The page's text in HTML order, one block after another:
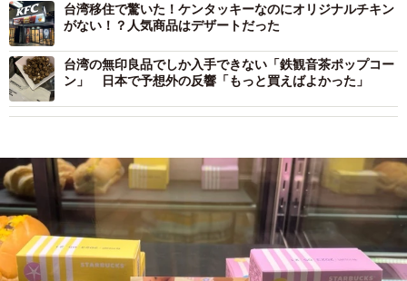
台湾移住で驚いた！ケンタッキーなのにオリジナルチキン
がない！？人気商品はデザートだった
台湾の無印良品でしか入手できない「鉄観音茶ポップコー
ン」 日本で予想外の反響「もっと買えばよかった」